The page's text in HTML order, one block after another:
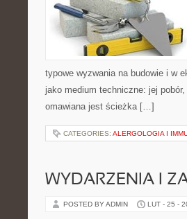
typowe wyzwania na budowie i w
jako medium techniczne: jej
omawiana jest ścieżka […]
CATEGORIES: ALERGOLOGIA I
WYDARZENIA I
POSTED BY ADMIN LUT - 25 -